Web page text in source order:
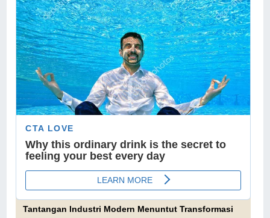
Tantangan Industri Modern Menuntut Transformasi